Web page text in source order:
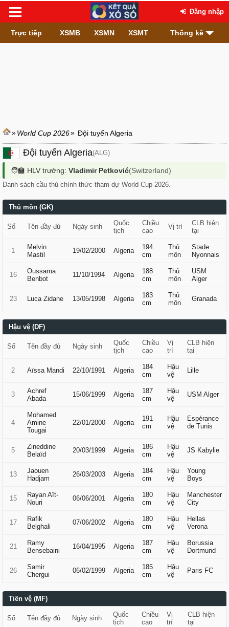
Đăng nhập
Trực tiếp XSMB XSMN XSMT Thống kê
»World Cup 2026» Đội tuyển Algeria
Đội tuyển Algeria(ALG)
🧑‍🏫 HLV trưởng: Vladimir Petković(Switzerland)
Danh sách cầu thủ chính thức tham dự World Cup 2026.
Thủ môn (GK)
Số Tên đầy đủ Ngày sinh
Quốc
tịch
Chiều
cao
Vị trí
CLB hiện
tại
1
Melvin
Mastil
19/02/2000 Algeria
194
cm
Thủ
môn
Stade
Nyonnais
16
Oussama
Benbot
11/10/1994 Algeria
188
cm
Thủ
môn
USM
Alger
23 Luca Zidane 13/05/1998 Algeria
183
cm
Thủ
môn
Granada
Hậu vệ (DF)
Số Tên đầy đủ Ngày sinh
Quốc
tịch
Chiều
cao
Vị
trí
CLB hiện
tại
2 Aïssa Mandi 22/10/1991 Algeria
184
cm
Hậu
vệ
Lille
3
Achref
Abada
15/06/1999 Algeria
187
cm
Hậu
vệ
USM Alger
4
Mohamed
Amine
Tougai
22/01/2000 Algeria
191
cm
Hậu
vệ
Espérance
de Tunis
5
Zineddine
Belaïd
20/03/1999 Algeria
186
cm
Hậu
vệ
JS Kabylie
13
Jaouen
Hadjam
26/03/2003 Algeria
184
cm
Hậu
vệ
Young
Boys
15
Rayan Aït-
Nouri
06/06/2001 Algeria
180
cm
Hậu
vệ
Manchester
City
17
Rafik
Belghali
07/06/2002 Algeria
180
cm
Hậu
vệ
Hellas
Verona
21
Ramy
Bensebaini
16/04/1995 Algeria
187
cm
Hậu
vệ
Borussia
Dortmund
26
Samir
Chergui
06/02/1999 Algeria
185
cm
Hậu
vệ
Paris FC
Tiền vệ (MF)
Số Tên đầy đủ Ngày sinh
Quốc
tịch
Chiều
cao
Vị
trí
CLB hiện
tại